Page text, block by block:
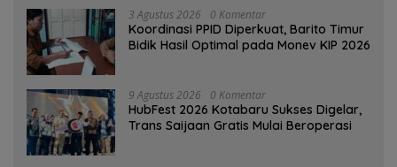
3 Agustus 2026 0 Komentar
Koordinasi PPID Diperkuat, Barito Timur
Bidik Hasil Optimal pada Monev KIP 2026
9 Agustus 2026 0 Komentar
HubFest 2026 Kotabaru Sukses Digelar,
Trans Saijaan Gratis Mulai Beroperasi